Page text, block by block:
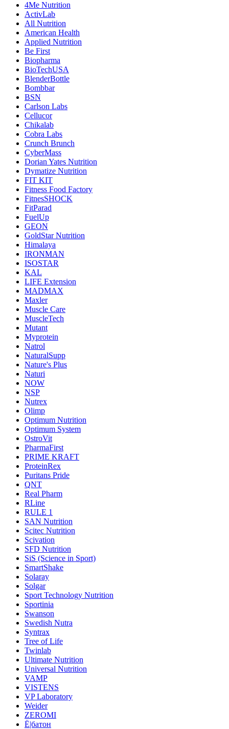
4Me Nutrition
ActivLab
All Nutrition
American Health
Applied Nutrition
Be First
Biopharma
BioTechUSA
BlenderBottle
Bombbar
BSN
Carlson Labs
Cellucor
Chikalab
Cobra Labs
Crunch Brunch
CyberMass
Dorian Yates Nutrition
Dymatize Nutrition
FIT KIT
Fitness Food Factory
FitnesSHOCK
FitParad
FuelUp
GEON
GoldStar Nutrition
Himalaya
IRONMAN
ISOSTAR
KAL
LIFE Extension
MADMAX
Maxler
Muscle Care
MuscleTech
Mutant
Myprotein
Natrol
NaturalSupp
Nature's Plus
Naturi
NOW
NSP
Nutrex
Olimp
Optimum Nutrition
Optimum System
OstroVit
PharmaFirst
PRIME KRAFT
ProteinRex
Puritans Pride
QNT
Real Pharm
RLine
RULE 1
SAN Nutrition
Scitec Nutrition
Scivation
SFD Nutrition
SiS (Science in Sport)
SmartShake
Solaray
Solgar
Sport Technology Nutrition
Sportinia
Swanson
Swedish Nutra
Syntrax
Tree of Life
Twinlab
Ultimate Nutrition
Universal Nutrition
VAMP
VISTENS
VP Laboratory
Weider
ZEROMI
Ё|батон